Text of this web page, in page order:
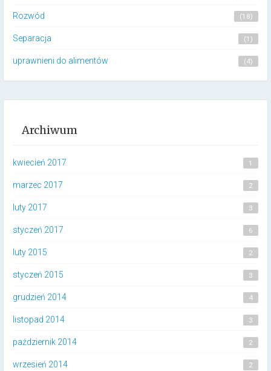
Rozwód (18)
Separacja (1)
uprawnieni do alimentów (4)
Archiwum
kwiecień 2017 1
marzec 2017 2
luty 2017 3
styczeń 2017 6
luty 2015 2
styczeń 2015 3
grudzień 2014 4
listopad 2014 3
październik 2014 2
wrzesień 2014 2